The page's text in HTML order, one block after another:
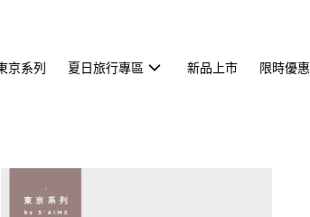
京系列 夏日旅行專區 新品上市 限時優惠